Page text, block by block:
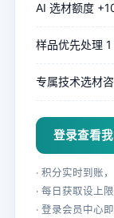
AI 选材额度
样品优先处理 1
专属技术选材
登录查看
· 积分实时到账
· 每日获取设上
· 登录会员中心